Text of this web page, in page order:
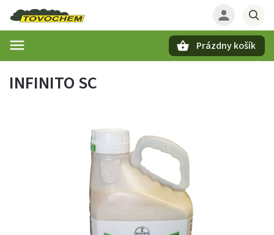
Prázdny košík
INFINITO SC